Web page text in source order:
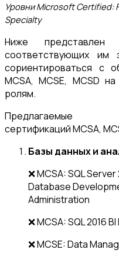
Уровни Microsoft Certified:
Specialty
Ниже представлен
соответствующих им
сориентироваться с
MCSA, MCSE, MCSD
ролям.
сертификаций MCSA,
Базы данных и
❌ MCSA: SQL
Database
Administration
❌ MCSA: SQL 2016
❌ MCSE: Data